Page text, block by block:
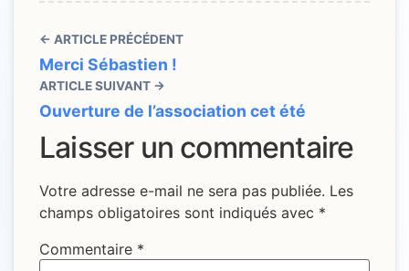
← ARTICLE PRÉCÉDENT
Merci Sébastien !
ARTICLE SUIVANT →
Ouverture de l’association cet été
Laisser un commentaire
Votre adresse e-mail ne sera pas publiée. Les
champs obligatoires sont indiqués avec *
Commentaire *